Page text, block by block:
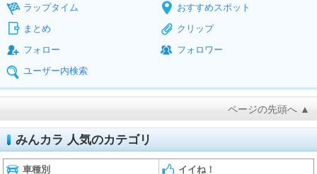
ラップタイム
おすすめスポット
まとめ
クリップ
フォロー
フォロワー
ユーザー内検索
ページの先頭へ ▲
みんカラ 人気のカテゴリ
車種別 イイね！